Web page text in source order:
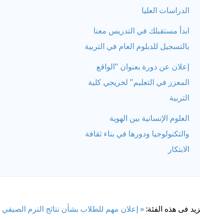
الدراسات العليا
ابدأ مستقبلك في التدريس معنا
بالتسجيل للدبلوم العام في التربية
إعلان عن دورة بعنوان "الواقع
المعزز في التعليم" لخريجي كلية
التربية
العلوم الإنسانية بين الهوية
والتكنولوجيا ودورها في بناء ثقافة
الابتكار
فى هذه الفئة: « إعلان مهم للطلاب بشأن نتائج الترم الصيفي